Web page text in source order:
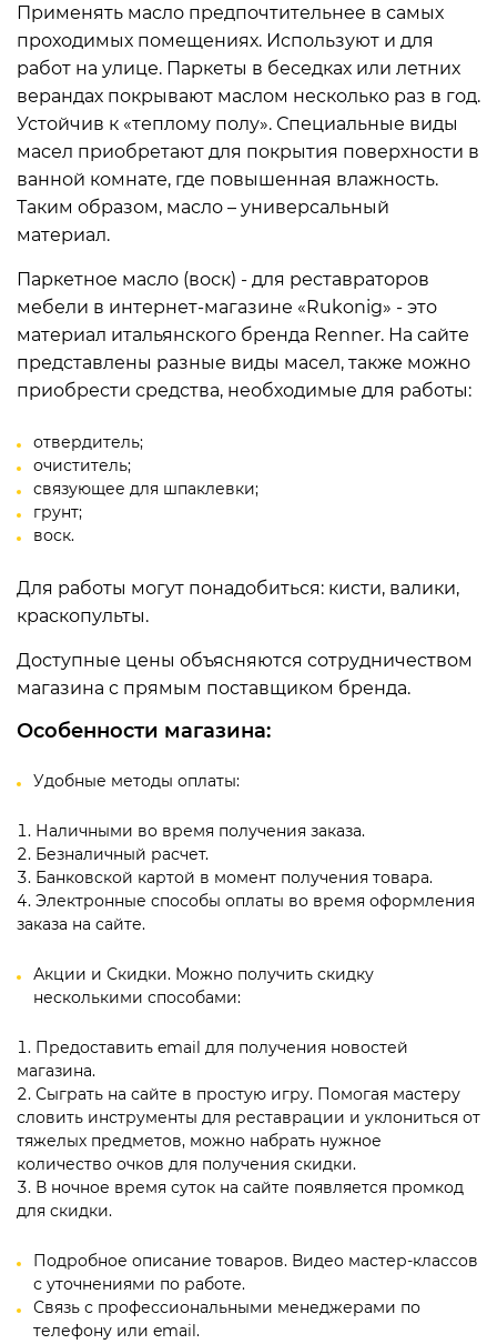
Применять масло предпочтительнее в самых
проходимых помещениях. Используют и для
работ на улице. Паркеты в беседках или летних
верандах покрывают маслом несколько раз в год.
Устойчив к «теплому полу». Специальные виды
масел приобретают для покрытия поверхности в
ванной комнате, где повышенная влажность.
Таким образом, масло – универсальный
материал.
Паркетное масло (воск) - для реставраторов
мебели в интернет-магазине «Rukonig» - это
материал итальянского бренда Renner. На сайте
представлены разные виды масел, также можно
приобрести средства, необходимые для работы:
отвердитель;
очиститель;
связующее для шпаклевки;
грунт;
воск.
Для работы могут понадобиться: кисти, валики,
краскопульты.
Доступные цены объясняются сотрудничеством
магазина с прямым поставщиком бренда.
Особенности магазина:
Удобные методы оплаты:
Наличными во время получения заказа.
Безналичный расчет.
Банковской картой в момент получения товара.
Электронные способы оплаты во время оформления
заказа на сайте.
Акции и Скидки. Можно получить скидку
несколькими способами:
Предоставить email для получения новостей
магазина.
Сыграть на сайте в простую игру. Помогая мастеру
словить инструменты для реставрации и уклониться от
тяжелых предметов, можно набрать нужное
количество очков для получения скидки.
В ночное время суток на сайте появляется промкод
для скидки.
Подробное описание товаров. Видео мастер-классов
с уточнениями по работе.
Связь с профессиональными менеджерами по
телефону или email.